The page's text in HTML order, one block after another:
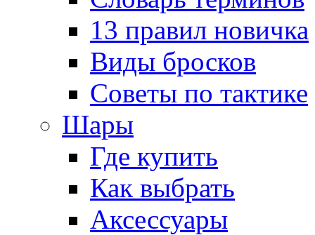
13 правил новичка
Виды бросков
Советы по тактике
Шары
Где купить
Как выбрать
Аксессуары